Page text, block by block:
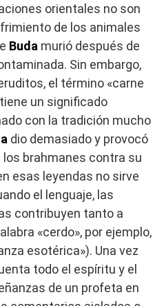
orientales no son
de los animales
Buda murió después de
Sin embargo,
el término «carne
un significado
con la tradición mucho
dio demasiado y provocó
brahmanes contra su
esas leyendas no sirve
el lenguaje, las
contribuyen tanto a
«cerdo», por ejemplo,
esotérica»). Una vez
todo el espíritu y el
de un profeta en